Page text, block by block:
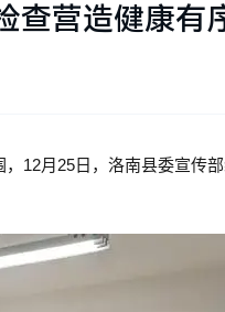
查营造健康有
12月25日，洛南县委宣传